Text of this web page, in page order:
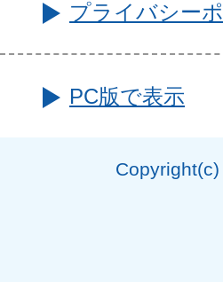
プライバシー
PC版で表示